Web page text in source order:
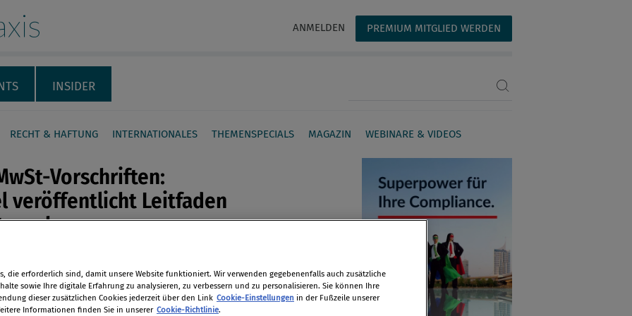
ANMELDEN PREMIUM MITGLIED WERDEN
INSIDER
RECHT & HAFTUNG INTERNATIONALES THEMENSPECIALS MAGAZIN WEBINARE & VIDEOS
Vorschriften:
veröffentlicht Leitfaden
neue Mehrwertsteuer-
für
die erforderlich sind, damit unsere Website funktioniert. Wir verwenden gegebenenfalls auch zusätzliche
sowie Ihre digitale Erfahrung zu analysieren, zu verbessern und zu personalisieren. Sie können Ihre
dieser zusätzlichen Cookies jederzeit über den Link Cookie-Einstellungen in der Fußzeile unserer
Informationen finden Sie in unserer Cookie-Richtlinie.